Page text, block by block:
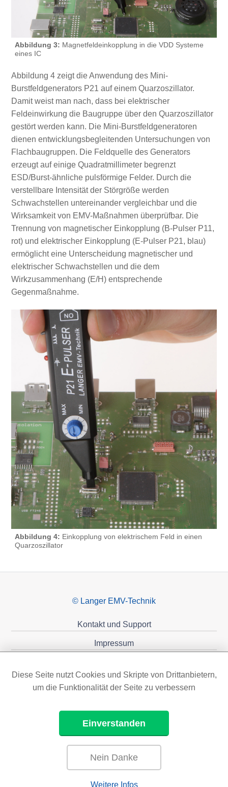
Abbildung 3: Magnetfeldeinkopplung in die VDD Systeme
eines IC
Abbildung 4 zeigt die Anwendung des Mini-
Burstfeldgenerators P21 auf einem Quarzoszillator.
Damit weist man nach, dass bei elektrischer
Feldeinwirkung die Baugruppe über den Quarzoszillator
gestört werden kann. Die Mini-Burstfeldgeneratoren
dienen entwicklungsbegleitenden Untersuchungen von
Flachbaugruppen. Die Feldquelle des Generators
erzeugt auf einige Quadratmillimeter begrenzt
ESD/Burst-ähnliche pulsförmige Felder. Durch die
verstellbare Intensität der Störgröße werden
Schwachstellen untereinander vergleichbar und die
Wirksamkeit von EMV-Maßnahmen überprüfbar. Die
Trennung von magnetischer Einkopplung (B-Pulser P11,
rot) und elektrischer Einkopplung (E-Pulser P21, blau)
ermöglicht eine Unterscheidung magnetischer und
elektrischer Schwachstellen und die dem
Wirkzusammenhang (E/H) entsprechende
Gegenmaßnahme.
Abbildung 4: Einkopplung von elektrischem Feld in einen
Quarzoszillator
© Langer EMV-Technik
Kontakt und Support
Impressum
Diese Seite nutzt Cookies und Skripte von Drittanbietern,
um die Funktionalität der Seite zu verbessern
Einverstanden
Nein Danke
Weitere Infos